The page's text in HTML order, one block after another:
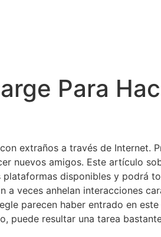
Para
extraños a través de Internet.
nuevos amigos. Este artículo
disponibles y podrá
veces anhelan interacciones
parecen haber entrado en
puede resultar una tarea